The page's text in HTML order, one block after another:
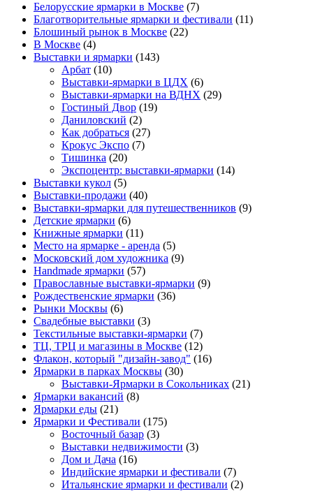
Белорусские ярмарки в Москве (7)
Благотворительные ярмарки и фестивали (11)
Блошиный рынок в Москве (22)
В Москве (4)
Выставки и ярмарки (143)
Арбат (10)
Выставки-ярмарки в ЦДХ (6)
Выставки-ярмарки на ВДНХ (29)
Гостиный Двор (19)
Даниловский (2)
Как добраться (27)
Крокус Экспо (7)
Тишинка (20)
Экспоцентр: выставки-ярмарки (14)
Выставки кукол (5)
Выставки-продажи (40)
Выставки-ярмарки для путешественников (9)
Детские ярмарки (6)
Книжные ярмарки (11)
Место на ярмарке - аренда (5)
Московский дом художника (9)
Нandmade ярмарки (57)
Православные выставки-ярмарки (9)
Рождественские ярмарки (36)
Рынки Москвы (6)
Свадебные выставки (3)
Текстильные выставки-ярмарки (7)
ТЦ, ТРЦ и магазины в Москве (12)
Флакон, который "дизайн-завод" (16)
Ярмарки в парках Москвы (30)
Выставки-Ярмарки в Сокольниках (21)
Ярмарки вакансий (8)
Ярмарки еды (21)
Ярмарки и Фестивали (175)
Восточный базар (3)
Выставки недвижимости (3)
Дом и Дача (16)
Индийские ярмарки и фестивали (7)
Итальянские ярмарки и фестивали (2)